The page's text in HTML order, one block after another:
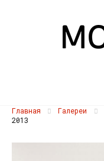
Главная Галереи
2013